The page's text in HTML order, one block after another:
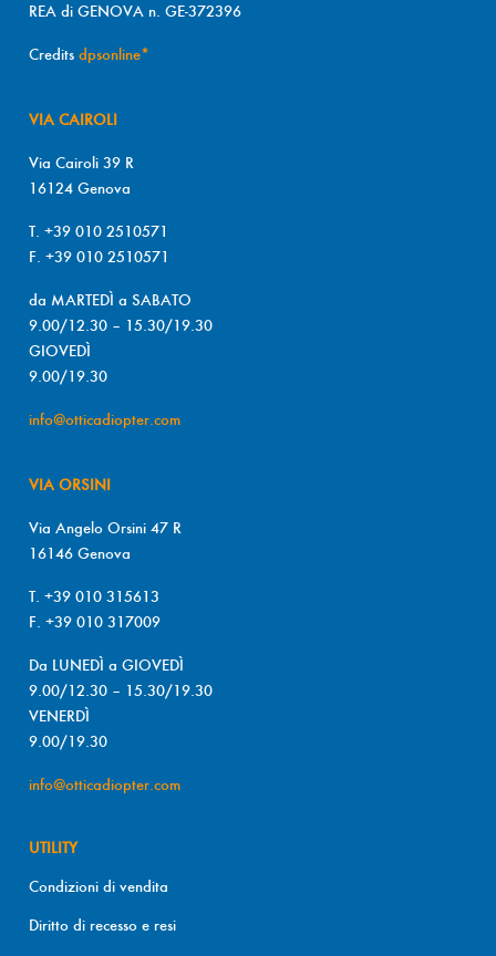
REA di GENOVA n. GE-372396
Credits dpsonline*
VIA CAIROLI
Via Cairoli 39 R
16124 Genova
T. +39 010 2510571
F. +39 010 2510571
da MARTEDÌ a SABATO
9.00/12.30 – 15.30/19.30
GIOVEDÌ
9.00/19.30
info@otticadiopter.com
VIA ORSINI
Via Angelo Orsini 47 R
16146 Genova
T. +39 010 315613
F. +39 010 317009
Da LUNEDÌ a GIOVEDÌ
9.00/12.30 – 15.30/19.30
VENERDÌ
9.00/19.30
info@otticadiopter.com
UTILITY
Condizioni di vendita
Diritto di recesso e resi